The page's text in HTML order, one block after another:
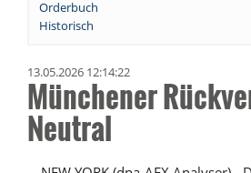
Orderbuch
Historisch
13.05.2026 12:14:22
Münchener
Neutral